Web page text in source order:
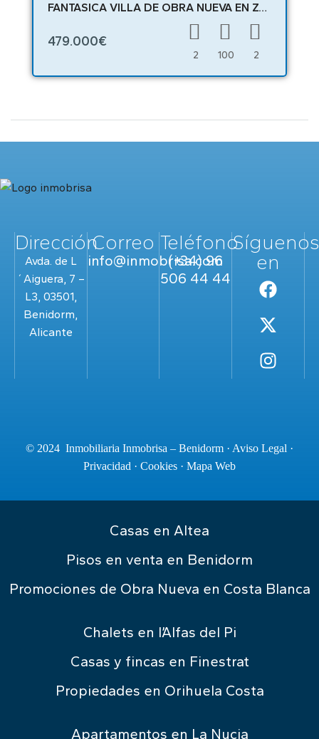
FANTASICA VILLA DE OBRA NUEVA EN ZONAS MUY VERDE EN FINESTRAT CON PISCINA PROPIA – 04561
479.000€
2 100 2
Dirección
Avda. de L
´Aiguera, 7 –
L3, 03501,
Benidorm,
Alicante
Correo
info@inmobrisa.com
Teléfono
(+34) 96
506 44 44
en
© 2024 Inmobiliaria Inmobrisa – Benidorm · Aviso Legal ·
Privacidad · Cookies · Mapa Web
Casas en Altea
Pisos en venta en Benidorm
Promociones de Obra Nueva en Costa Blanca
Chalets en l’Alfas del Pi
Casas y fincas en Finestrat
Propiedades en Orihuela Costa
Apartamentos en La Nucia